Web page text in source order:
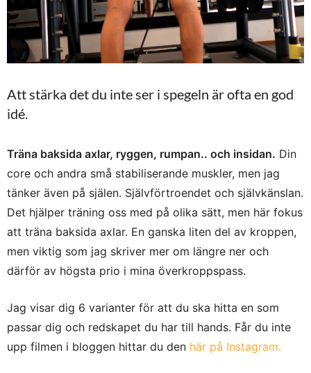
Att stärka det du inte ser i spegeln är ofta en god
idé.
Träna baksida axlar, ryggen, rumpan.. och insidan. Din
core och andra små stabiliserande muskler, men jag
tänker även på själen. Självförtroendet och självkänslan.
Det hjälper träning oss med på olika sätt, men här fokus
att träna baksida axlar. En ganska liten del av kroppen,
men viktig som jag skriver mer om längre ner och
därför av högsta prio i mina överkroppspass.
Jag visar dig 6 varianter för att du ska hitta en som
passar dig och redskapet du har till hands. Får du inte
upp filmen i bloggen hittar du den här på Instagram.